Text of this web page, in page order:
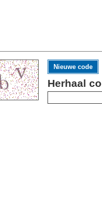
Nieuwe code
Herhaal